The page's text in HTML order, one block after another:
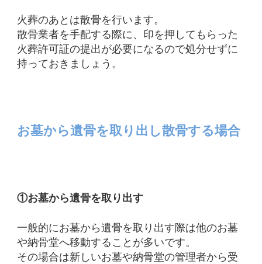
火葬のあとは散骨を行います。
散骨業者を手配する際に、印を押してもらった
火葬許可証の提出が必要になるので処分せずに
持っておきましょう。
お墓から遺骨を取り出し散骨する場合
①お墓から遺骨を取り出す
一般的にお墓から遺骨を取り出す際は他のお墓
や納骨堂へ移動することが多いです。
その場合は新しいお墓や納骨堂の管理者から受